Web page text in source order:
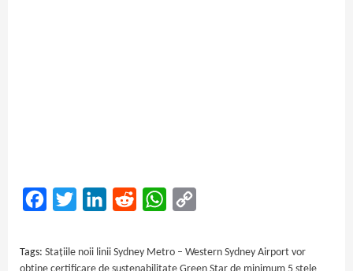
FacebookTwitter LinkedInReddit WhatsApp
Tags: Stațiile noii linii Sydney Metro – Western Sydney Airport vor